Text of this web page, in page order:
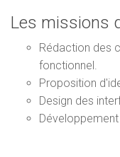
Les missions
Rédaction des
fonctionnel.
Proposition
Design des